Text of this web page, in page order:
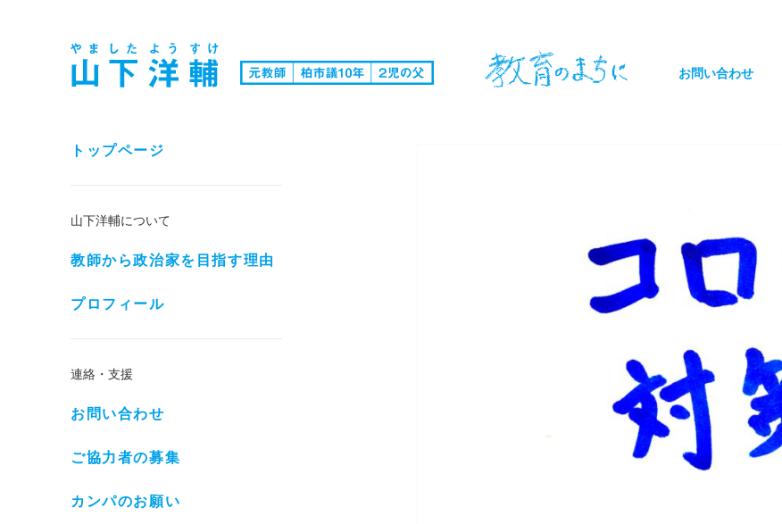
お問い合わせ
トップページ
山下洋輔について
教師から政治家を目指す理由
プロフィール
連絡・支援
お問い合わせ
ご協力者の募集
カンパのお願い